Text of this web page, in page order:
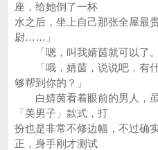
座，给她倒了一杯
水之后，坐上自己那张全屋最
尉……」
「嗯，叫我婧茵就可以了。
「哦，婧茵，说说吧，有什
够帮到你的？」
白婧茵看着眼前的男人，虽
「美男子」款式，打
扮也是非常不修边幅，不过确
正，身手刚才测试